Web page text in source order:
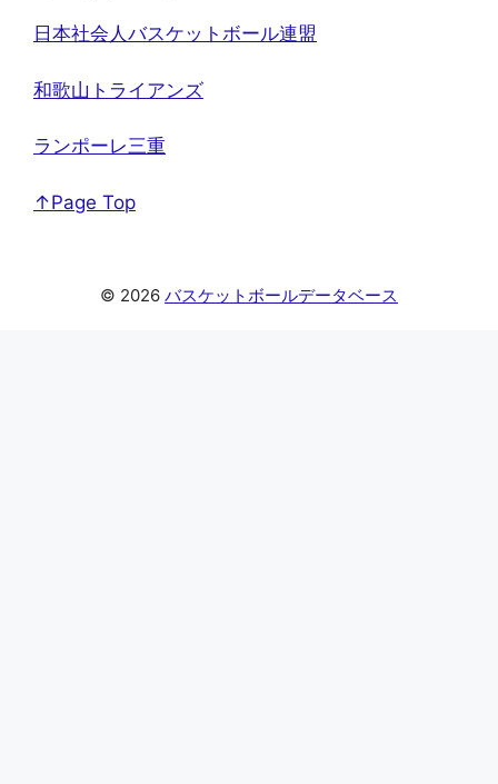
日本社会人バスケットボール連盟
和歌山トライアンズ
ランポーレ三重
↑Page Top
© 2026 バスケットボールデータベース